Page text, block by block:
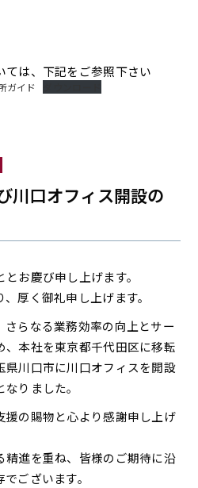
は、下記をご参照下さい
ガイド
川口オフィス開設の
お慶び申し上げます。
厚く御礼申し上げます。
らなる業務効率の向上とサー
、本社を東京都千代田区に移転
県川口市に川口オフィスを開設
りました。
援の賜物と心より感謝申し上げ
精進を重ね、皆様のご期待に沿
ございます。